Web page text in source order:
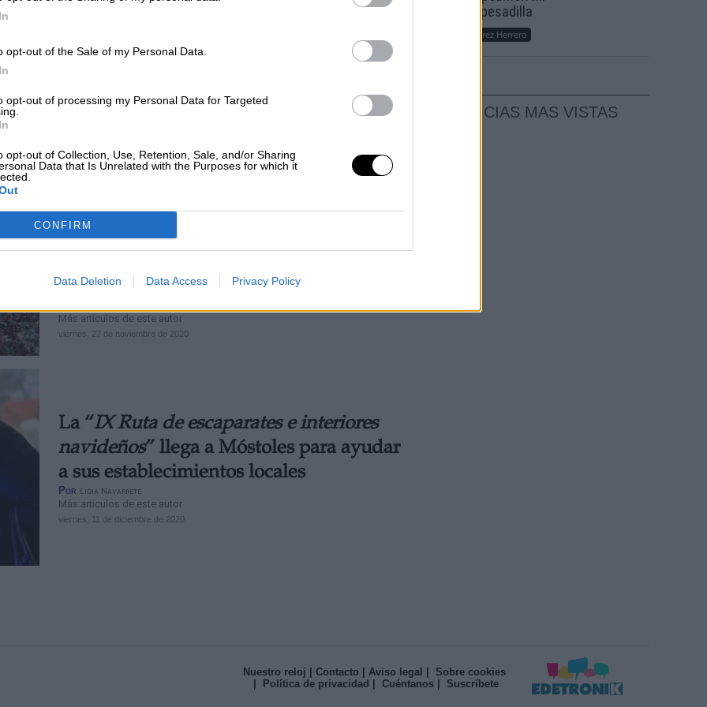
opt-out of the Sale of my Personal Data.
opt-out of processing my Personal Data for Targeted
opt-out of Collection, Use, Retention, Sale, and/or Sharing
Data that Is Unrelated with the Purposes for which it
CONFIRM
Data Deletion Data Access Privacy Policy
"MostoleAPP” la aplicación que dará
de Móstoles
martes, 14 de julio de 2020
Luego, compra”para que los
consumidores ejerzan un consumo
promover el comercio de barrio
Más artículos de este autor
viernes, 27 de noviembre de 2020
La “IX Ruta de escaparates e interiores
navideños” llega a Móstoles para ayudar
a sus establecimientos locales
Por Lidia Navarrete
Más artículos de este autor
viernes, 11 de diciembre de 2020
sueño, mi pesadilla
María Pérez Herrero
NOTICIAS MAS VISTAS
Nuestro reloj | Contacto| Aviso legal | Sobre cookies
| Política de privacidad | Cuéntanos| Suscríbete